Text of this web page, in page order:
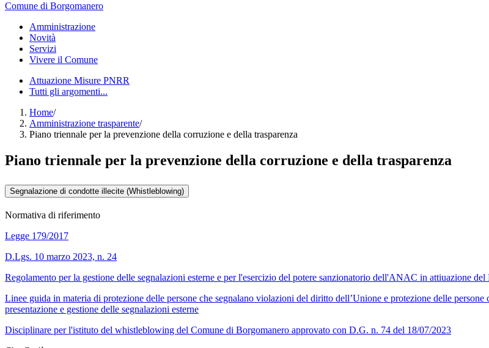
Comune di Borgomanero
Amministrazione
Novità
Servizi
Vivere il Comune
Attuazione Misure PNRR
Tutti gli argomenti...
Home/
Amministrazione trasparente/
Piano triennale per la prevenzione della corruzione e della trasparenza
Piano triennale per la prevenzione della corruzione e della trasparenza
Segnalazione di condotte illecite (Whistleblowing)
Normativa di riferimento
Legge 179/2017
D.Lgs. 10 marzo 2023, n. 24
Regolamento per la gestione delle segnalazioni esterne e per l'esercizio del potere sanzionatorio dell'ANAC in attiuazione
Linee guida in materia di protezione delle persone che segnalano violazioni del diritto dell’Unione e protezione delle
presentazione e gestione delle segnalazioni esterne
Disciplinare per l'istituto del whistleblowing del Comune di Borgomanero approvato con D.G. n. 74 del 18/07/2023